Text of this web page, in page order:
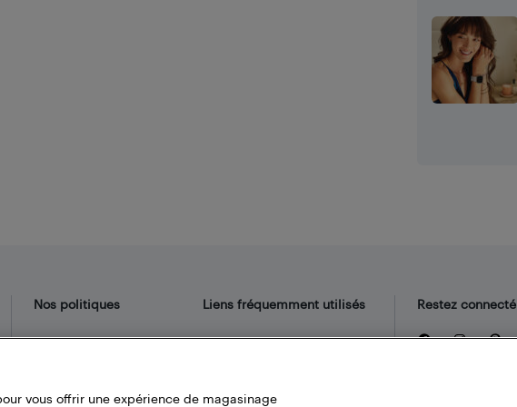
Nos politiques
Termes et conditions
Liens fréquemment utilisés
Localisateur de magasin
Carrières
Restez connecté
vous offrir une expérience de magasinage